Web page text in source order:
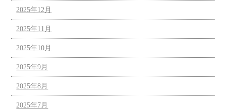
2025年12月
2025年11月
2025年10月
2025年9月
2025年8月
2025年7月